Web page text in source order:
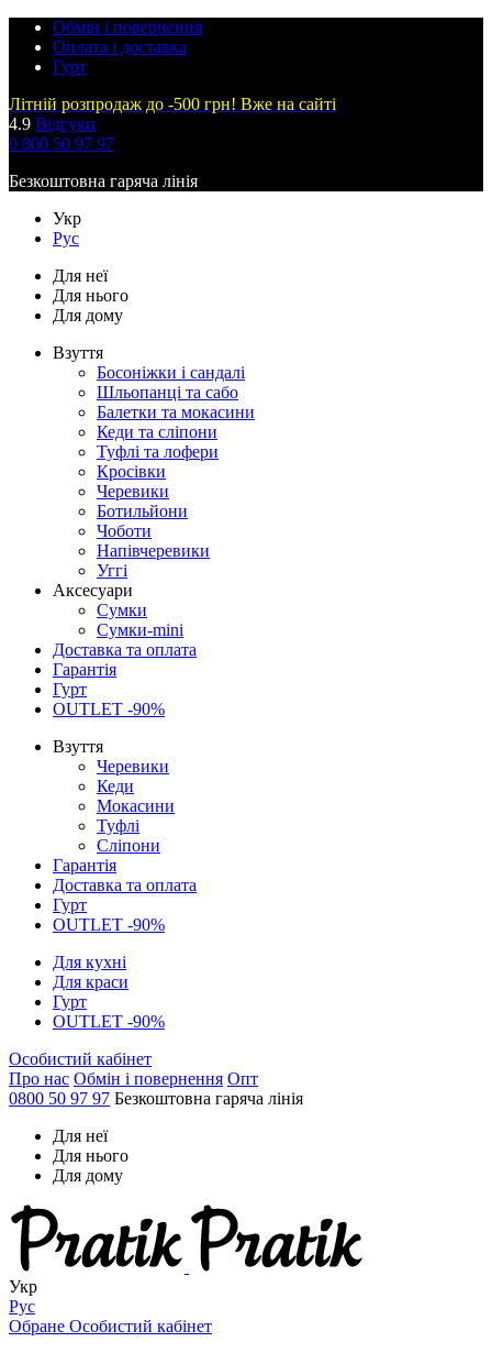
Обмін і повернення
Оплата і доставка
Гурт
Літній розпродаж до -500 грн! Вже на сайті
4.9 Відгуки
0 800 50 97 97
Безкоштовна гаряча лінія
Укр
Рус
Для неї
Для нього
Для дому
Взуття
Босоніжки і сандалі
Шльопанці та сабо
Балетки та мокасини
Кеди та сліпони
Туфлі та лофери
Кросівки
Черевики
Ботильйони
Чоботи
Напівчеревики
Уггі
Аксесуари
Сумки
Сумки-mini
Доставка та оплата
Гарантія
Гурт
OUTLET -90%
Взуття
Черевики
Кеди
Мокасини
Туфлі
Сліпони
Гарантія
Доставка та оплата
Гурт
OUTLET -90%
Для кухні
Для краси
Гурт
OUTLET -90%
Особистий кабінет
Про нас Обмін і повернення Опт
0800 50 97 97 Безкоштовна гаряча лінія
Для неї
Для нього
Для дому
Укр
Рус
Обране Особистий кабінет